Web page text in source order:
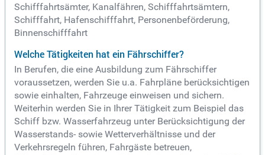
Schifffahrtsämter, Kanalfähren, Schifffahrtsämtern,
Schifffahrt, Hafenschifffahrt, Personenbeförderung,
Binnenschifffahrt
Welche Tätigkeiten hat ein Fährschiffer?
In Berufen, die eine Ausbildung zum Fährschiffer
voraussetzen, werden Sie u.a. Fahrpläne berücksichtigen
sowie einhalten, Fahrzeuge einweisen und sichern.
Weiterhin werden Sie in Ihrer Tätigkeit zum Beispiel das
Schiff bzw. Wasserfahrzeug unter Berücksichtigung der
Wasserstands- sowie Wetterverhältnisse und der
Verkehrsregeln führen, Fahrgäste betreuen,